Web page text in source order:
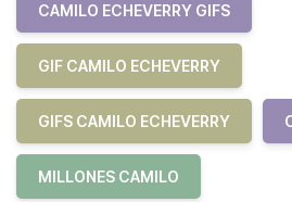
CAMILO ECHEVERRY GIFS
GIF CAMILO ECHEVERRY
GIFS CAMILO ECHEVERRY
MILLONES CAMILO